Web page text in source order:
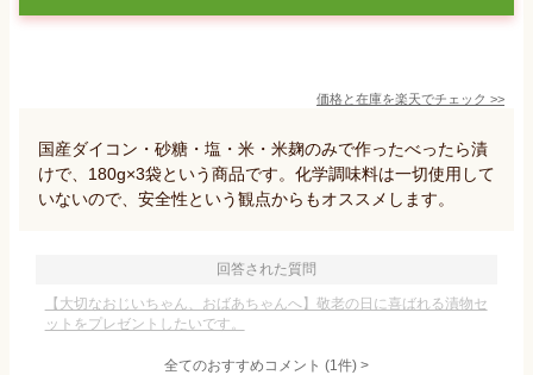
価格と在庫を楽天でチェック >>
国産ダイコン・砂糖・塩・米・米麹のみで作ったべったら漬
けで、180g×3袋という商品です。化学調味料は一切使用して
いないので、安全性という観点からもオススメします。
回答された質問
【大切なおじいちゃん、おばあちゃんへ】敬老の日に喜ばれる漬物セ
ットをプレゼントしたいです。
全てのおすすめコメント (1件) >